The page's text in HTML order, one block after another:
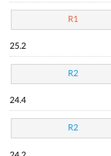
R1
25.2
R2
24.4
R2